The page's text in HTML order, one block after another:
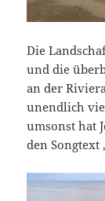
Die
und die
an der
unendlich
umsonst hat
den Songtext